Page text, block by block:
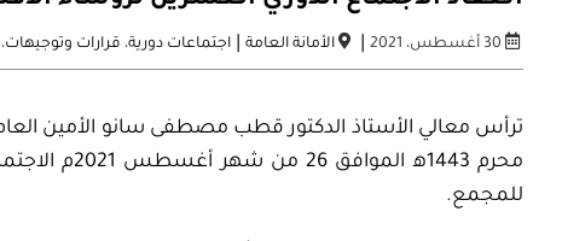
30 أغسطس، 2021 | الأمانة العامة| اجتماعات دورية، قرارات وتوجيهات،
محرم 1443ه‍
للمجمع.